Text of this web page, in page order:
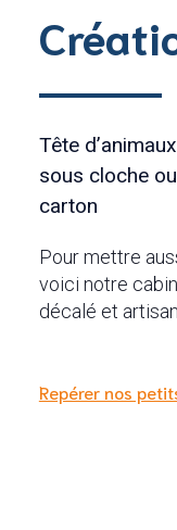
Tête
sous cloche
carton
Pour mettre
voici notre
décalé et
Repérer nos